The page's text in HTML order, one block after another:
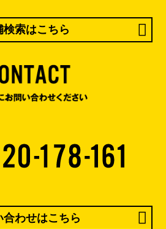
検索はこちら
合わせはこちら